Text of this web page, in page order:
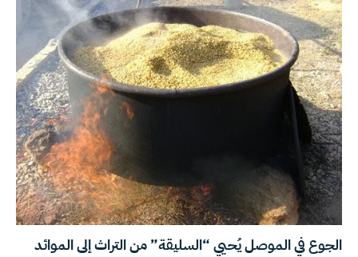
الجوع في الموصل يُحيي “السليقة” من التراث إلى الموائد